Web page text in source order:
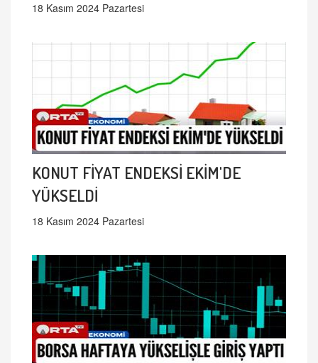
18 Kasım 2024 Pazartesi
KONUT FİYAT ENDEKSİ EKİM'DE
YÜKSELDİ
18 Kasım 2024 Pazartesi